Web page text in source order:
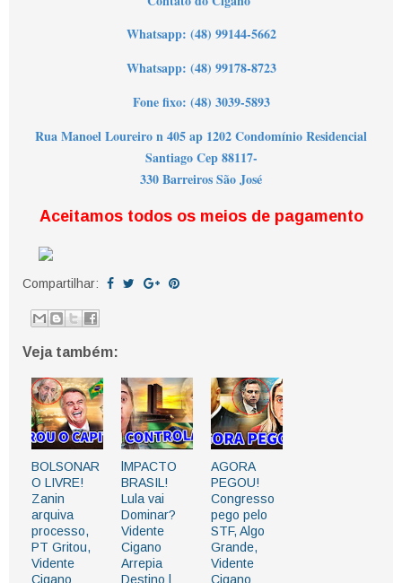
Whatsapp: (48) 99144-5662
Whatsapp: (48) 99178-8723
Fone fixo: (48) 3039-5893
Rua Manoel Loureiro n 405 ap 1202 Condomínio Residencial
Santiago Cep 88117-
330 Barreiros São José
Aceitamos todos os meios de pagamento
Compartilhar:
Veja também:
BOLSONAR
O LIVRE!
Zanin
arquiva
processo,
PT Gritou,
Vidente
Cigano
lMPACTO
BRASIL!
Lula vai
Dominar?
Vidente
Cigano
Arrepia
Destino |
AGORA
PEGOU!
Congresso
pego pelo
STF, Algo
Grande,
Vidente
Cigano